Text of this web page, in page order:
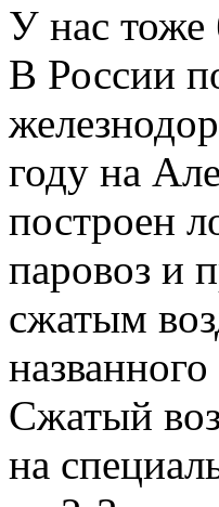
У нас
В России
году на
построен
паровоз и
сжатым
Сжатый
на